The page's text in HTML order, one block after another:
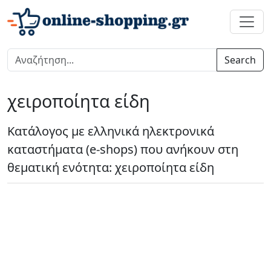
Search
χειροποίητα είδη
Κατάλογος με ελληνικά ηλεκτρονικά
καταστήματα (e-shops) που ανήκουν στη
θεματική ενότητα: χειροποίητα είδη